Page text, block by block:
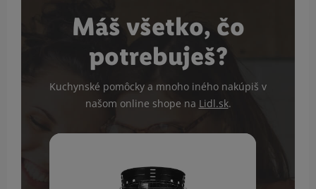
Máš všetko, čo
potrebuješ?
Kuchynské pomôcky a mnoho iného nakúpiš v
našom online shope na Lidl.sk.